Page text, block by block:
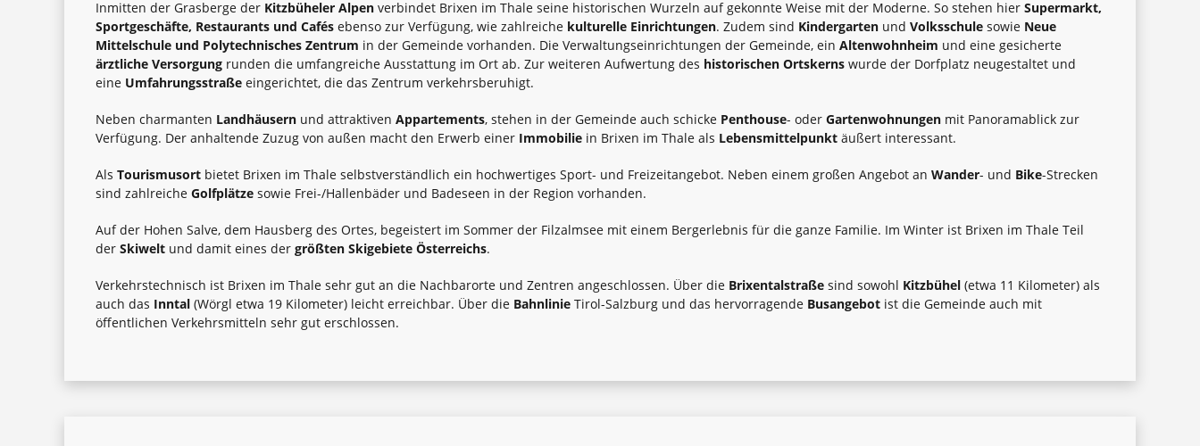
Inmitten der Grasberge der Kitzbüheler Alpen verbindet Brixen im Thale seine historischen Wurzeln auf gekonnte Weise mit der Moderne. So stehen hier Supermarkt,
Sportgeschäfte, Restaurants und Cafés ebenso zur Verfügung, wie zahlreiche kulturelle Einrichtungen. Zudem sind Kindergarten und Volksschule sowie Neue
Mittelschule und Polytechnisches Zentrum in der Gemeinde vorhanden. Die Verwaltungseinrichtungen der Gemeinde, ein Altenwohnheim und eine gesicherte
ärztliche Versorgung runden die umfangreiche Ausstattung im Ort ab. Zur weiteren Aufwertung des historischen Ortskerns wurde der Dorfplatz neugestaltet und
eine Umfahrungsstraße eingerichtet, die das Zentrum verkehrsberuhigt.
Neben charmanten Landhäusern und attraktiven Appartements, stehen in der Gemeinde auch schicke Penthouse- oder Gartenwohnungen mit Panoramablick zur
Verfügung. Der anhaltende Zuzug von außen macht den Erwerb einer Immobilie in Brixen im Thale als Lebensmittelpunkt äußert interessant.
Als Tourismusort bietet Brixen im Thale selbstverständlich ein hochwertiges Sport- und Freizeitangebot. Neben einem großen Angebot an Wander- und Bike-Strecken
sind zahlreiche Golfplätze sowie Frei-/Hallenbäder und Badeseen in der Region vorhanden.
Auf der Hohen Salve, dem Hausberg des Ortes, begeistert im Sommer der Filzalmsee mit einem Bergerlebnis für die ganze Familie. Im Winter ist Brixen im Thale Teil
der Skiwelt und damit eines der größten Skigebiete Österreichs.
Verkehrstechnisch ist Brixen im Thale sehr gut an die Nachbarorte und Zentren angeschlossen. Über die Brixentalstraße sind sowohl Kitzbühel (etwa 11 Kilometer) als
auch das Inntal (Wörgl etwa 19 Kilometer) leicht erreichbar. Über die Bahnlinie Tirol-Salzburg und das hervorragende Busangebot ist die Gemeinde auch mit
öffentlichen Verkehrsmitteln sehr gut erschlossen.